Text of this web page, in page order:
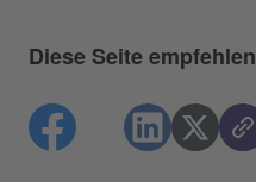
Diese Seite empfehlen